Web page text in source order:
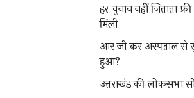
हर चुनाव नहीं जिताता
मिली
आर जी कर अस्पताल से
हुआ?
उत्तराखंड की लोकसभा